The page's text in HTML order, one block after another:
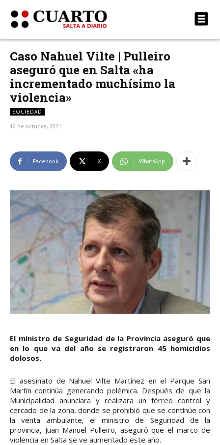
Caso Nahuel Vilte | Pulleiro
aseguró que en Salta «ha
incrementado muchísimo la
violencia»
SOCIEDAD
12 de octubre, 2021
Facebook X WhatsApp
El ministro de Seguridad de la Provincia aseguró que
en lo que va del año se registraron 45 homicidios
dolosos.
El asesinato de Nahuel Vilte Martínez en el Parque San
Martín continúa generando polémica. Después de que la
Municipalidad anunciara y realizara un férreo control y
cercado de la zona, donde se prohibió que se continúe con
la venta ambulante, el ministro de Seguridad de la
provincia, Juan Manuel Pulleiro, aseguró que el marco de
violencia en Salta se ve aumentado este año.